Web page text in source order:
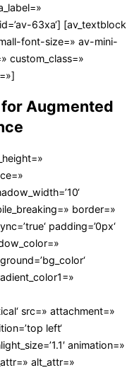
63xa‘] [av_textblock
font-size=» av-mini-
custom_class=»
Augmented
border=»
padding=’0px‘
src=» attachment=»
left‘
animation=»
alt_attr=»